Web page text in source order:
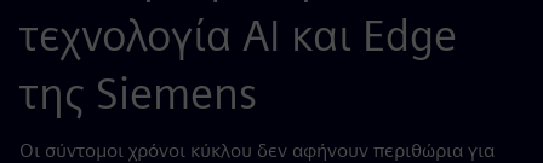
τεχνολογία AI και Edge
της Siemens
Οι σύντομοι χρόνοι κύκλου δεν αφήνουν περιθώρια για